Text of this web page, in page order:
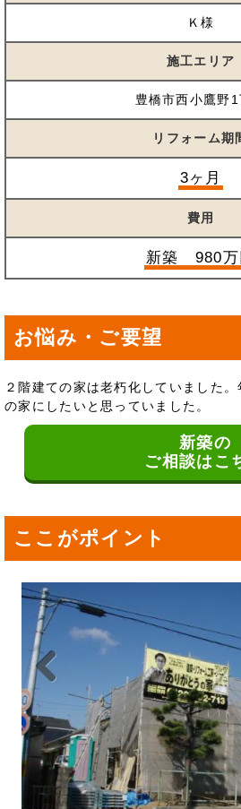
Ｋ様
施工エリア
豊橋市西小鷹野1
リフォーム期
3ヶ月
費用
新築 980万
お悩み・ご要望
２階建ての家は老朽化していました
の家にしたいと思っていました。
新築の
ご相談はこ
ここがポイント
Previou
s